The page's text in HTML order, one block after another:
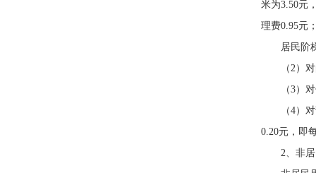
米为3.50元
理费0.95元
居民阶
（2）
（3）
（4）
0.20元，即
2、非